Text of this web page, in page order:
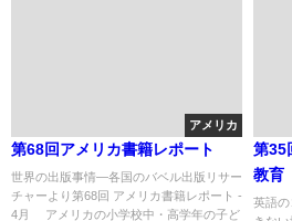
アメリカ
第68回アメリカ書籍レポート
世界の出版事情―各国のバベル出版リサー
チャーより第68回 アメリカ書籍レポート -
4月 アメリカの小学校中・高学年の子ど
第35
教育
英語